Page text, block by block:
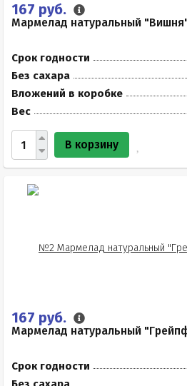
167 руб.
Мармелад натуральный
Срок годности
Без сахара
Вложений в коробке
Вес
В корзину
167 руб.
Мармелад натуральный
Срок годности